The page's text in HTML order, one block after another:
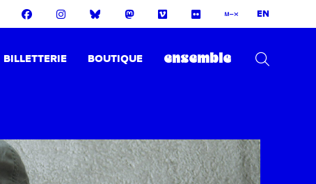
EN
BILLETTERIE BOUTIQUE ensemble